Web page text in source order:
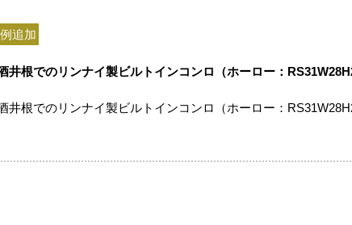
追加
井根でのリンナイ製ビルトインコンロ（ホーロー：
井根でのリンナイ製ビルトインコンロ（ホーロー：